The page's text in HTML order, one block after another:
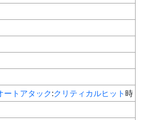
ートアタック:クリティカルヒット 時